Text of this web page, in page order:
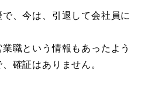
、今は、引退して会社員に
職という情報もあったよう
確証はありません。